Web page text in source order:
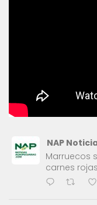
NAP
Marruecos
carnes